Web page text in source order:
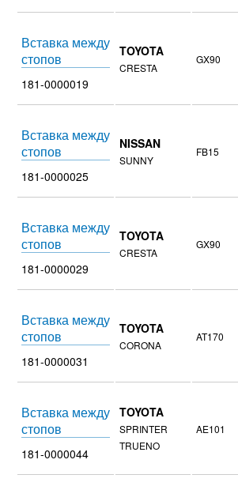
Вставка между
стопов
181-0000019
TOYOTA
CRESTA
GX90
Вставка между
стопов
181-0000025
NISSAN
SUNNY
FB15
Вставка между
стопов
181-0000029
TOYOTA
CRESTA
GX90
Вставка между
стопов
181-0000031
TOYOTA
CORONA
AT170
Вставка между
стопов
181-0000044
TOYOTA
SPRINTER
TRUENO
AE101